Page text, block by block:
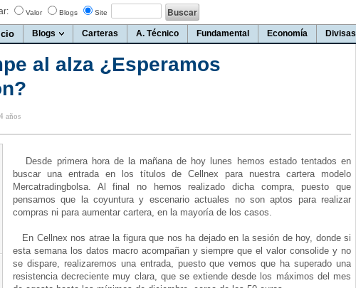
Valor Blogs Site
Blogs Carteras A. Técnico Fundamental Economía Divisas
al alza ¿Esperamos
años
Desde primera hora de la mañana de hoy lunes hemos estado tentados en
buscar una entrada en los títulos de Cellnex para nuestra cartera modelo
Mercatradingbolsa. Al final no hemos realizado dicha compra, puesto que
pensamos que la coyuntura y escenario actuales no son aptos para realizar
compras ni para aumentar cartera, en la mayoría de los casos.
En Cellnex nos atrae la figura que nos ha dejado en la sesión de hoy, donde si
esta semana los datos macro acompañan y siempre que el valor consolide y no
se dispare, realizaremos una entrada, puesto que vemos que ha superado una
resistencia decreciente muy clara, que se extiende desde los máximos del mes